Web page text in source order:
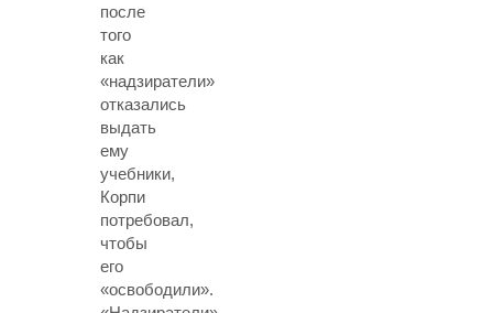
после
того
как
«надзиратели»
отказались
выдать
ему
учебники,
Корпи
потребовал,
чтобы
его
«освободили».